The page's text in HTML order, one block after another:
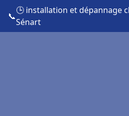
📞
🕒 installation et dépannage
Sénart